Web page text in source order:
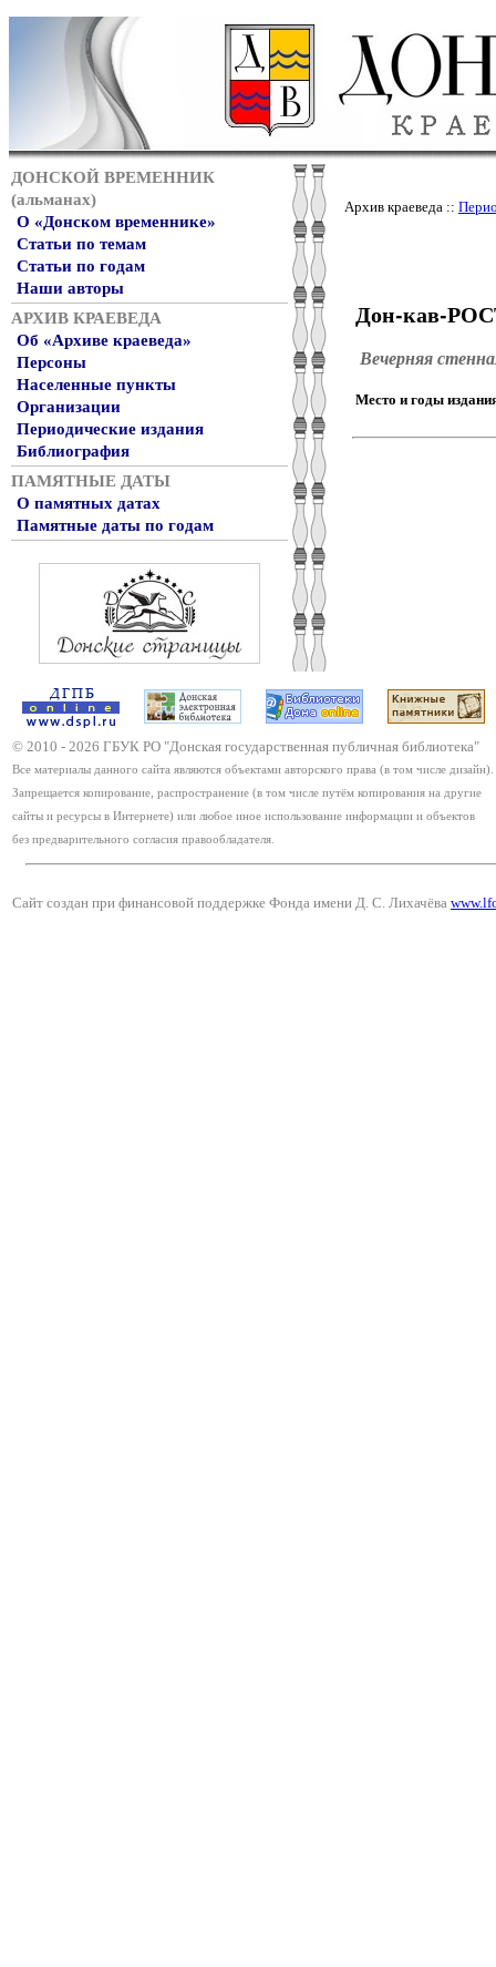
ДОНСКОЙ ВРЕМЕННИК
(альманах)
О «Донском временнике»
Статьи по темам
Статьи по годам
Наши авторы
АРХИВ КРАЕВЕДА
Об «Архиве краеведа»
Персоны
Населенные пункты
Организации
Периодические издания
Библиография
ПАМЯТНЫЕ ДАТЫ
О памятных датах
Памятные даты по годам
Архив краеведа ::
Дон-кав-
Вечерняя
Место и годы
© 2010 - 2026 ГБУК РО "Донская государственная публичная библиотека"
Все материалы данного сайта являются объектами авторского права (в том числе дизайн).
Запрещается копирование, распространение (в том числе путём копирования на другие
сайты и ресурсы в Интернете) или любое иное использование информации и объектов
без предварительного согласия правообладателя.
Сайт создан при финансовой поддержке Фонда имени Д. С. Лихачёва